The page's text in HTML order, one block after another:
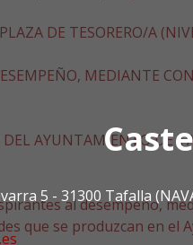
5 - 31300 Tafalla
DE TESORERO/A
MEDIANTE
AYUNTAMIENTO DE
al desempeño,
que se produzcan en el